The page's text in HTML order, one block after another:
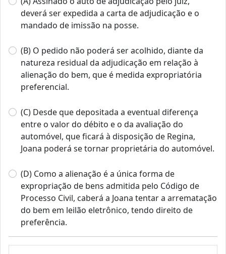
deverá ser expedida a carta de adjudicação e o
mandado de imissão na posse.
(B) O pedido não poderá ser acolhido, diante da
natureza residual da adjudicação em relação à
alienação do bem, que é medida expropriatória
preferencial.
(C) Desde que depositada a eventual diferença
entre o valor do débito e o da avaliação do
automóvel, que ficará à disposição de Regina,
Joana poderá se tornar proprietária do automóvel.
(D) Como a alienação é a única forma de
expropriação de bens admitida pelo Código de
Processo Civil, caberá a Joana tentar a arrematação
do bem em leilão eletrônico, tendo direito de
preferência.